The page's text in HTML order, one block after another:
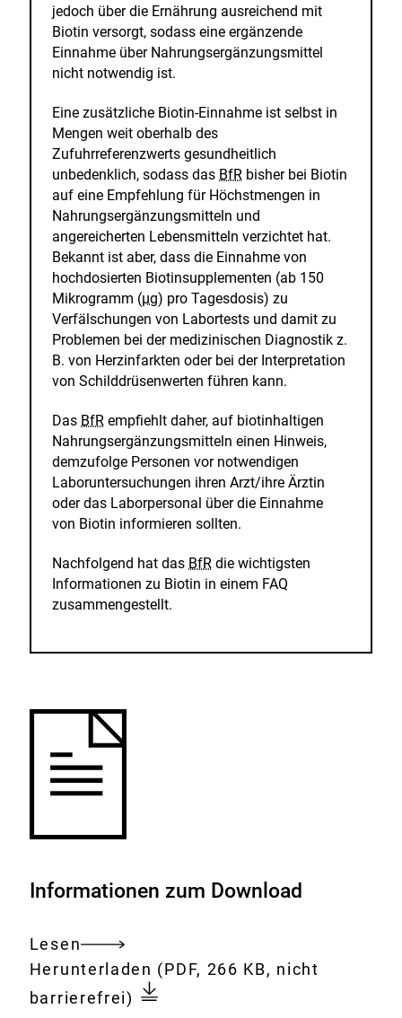
jedoch über die Ernährung ausreichend mit
Biotin versorgt, sodass eine ergänzende
Einnahme über Nahrungsergänzungsmittel
nicht notwendig ist.
Eine zusätzliche Biotin-Einnahme ist selbst in
Mengen weit oberhalb des
Zufuhrreferenzwerts gesundheitlich
unbedenklich, sodass das BfR bisher bei Biotin
auf eine Empfehlung für Höchstmengen in
Nahrungsergänzungsmitteln und
angereicherten Lebensmitteln verzichtet hat.
Bekannt ist aber, dass die Einnahme von
hochdosierten Biotinsupplementen (ab 150
Mikrogramm (µg) pro Tagesdosis) zu
Verfälschungen von Labortests und damit zu
Problemen bei der medizinischen Diagnostik z.
B. von Herzinfarkten oder bei der Interpretation
von Schilddrüsenwerten führen kann.
Das BfR empfiehlt daher, auf biotinhaltigen
Nahrungsergänzungsmitteln einen Hinweis,
demzufolge Personen vor notwendigen
Laboruntersuchungen ihren Arzt/ihre Ärztin
oder das Laborpersonal über die Einnahme
von Biotin informieren sollten.
Nachfolgend hat das BfR die wichtigsten
Informationen zu Biotin in einem FAQ
zusammengestellt.
Informationen zum Download
Lesen
Gesamtes
Dokument
Download:
Herunterladen biotin-
supplemente-
(PDF, 266 KB, nicht
barrierefrei)